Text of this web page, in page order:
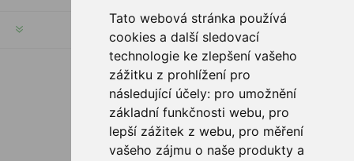
Tato webová stránka používá
cookies a další sledovací
technologie ke zlepšení vašeho
zážitku z prohlížení pro
následující účely: pro umožnění
základní funkčnosti webu, pro
lepší zážitek z webu, pro měření
vašeho zájmu o naše produkty a
HILFE & SERVICE
FOLGE UNS